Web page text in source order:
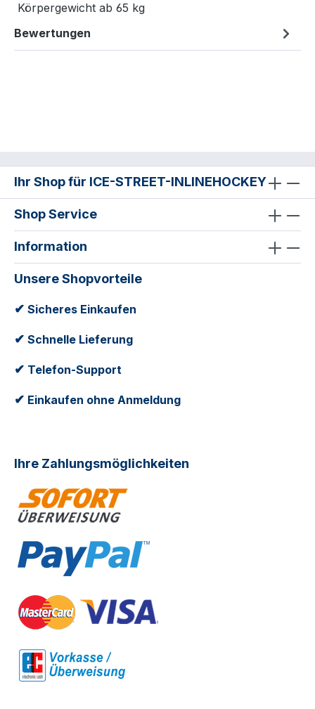
Körpergewicht ab 65 kg
Bewertungen
Ihr Shop für ICE-STREET-INLINEHOCKEY
Shop Service
Information
Unsere Shopvorteile
✔ Sicheres Einkaufen
✔ Schnelle Lieferung
✔ Telefon-Support
✔ Einkaufen ohne Anmeldung
Ihre Zahlungsmöglichkeiten